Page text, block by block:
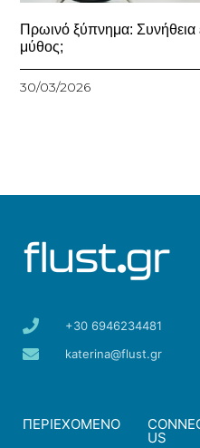
Πρωινό ξύπνημα: Συνήθεια
μύθος;
30/03/2026
+30 6946234481
katerina@flust.gr
ΠΕΡΙΕΧΟΜΕΝΟ
US